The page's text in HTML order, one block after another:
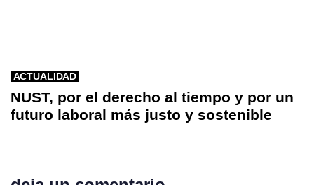
ACTUALIDAD
NUST, por el derecho al tiempo y por un
futuro laboral más justo y sostenible